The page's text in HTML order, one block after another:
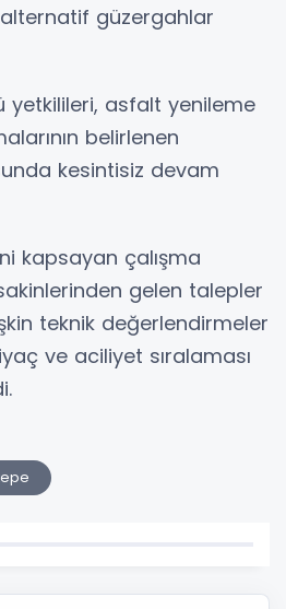
güzergahlar
yetkilileri, asfalt yenileme
belirlenen
kesintisiz devam
kapsayan çalışma
gelen talepler
teknik değerlendirmeler
ve aciliyet sıralaması